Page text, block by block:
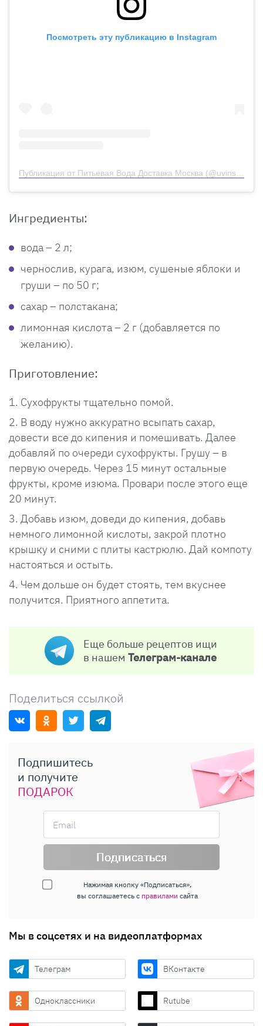
Посмотреть эту публикацию в Instagram
Ингредиенты:
вода – 2 л;
чернослив, курага, изюм, сушеные яблоки и
груши – по 50 г;
сахар – полстакана;
лимонная кислота – 2 г (добавляется по
желанию).
Приготовление:
Сухофрукты тщательно помой.
В воду нужно аккуратно всыпать сахар,
довести все до кипения и помешивать. Далее
добавляй по очереди сухофрукты. Грушу – в
первую очередь. Через 15 минут остальные
фрукты, кроме изюма. Провари после этого еще
20 минут.
Добавь изюм, доведи до кипения, добавь
немного лимонной кислоты, закрой плотно
крышку и сними с плиты кастрюлю. Дай компоту
настояться и остыть.
Чем дольше он будет стоять, тем вкуснее
получится. Приятного аппетита.
Еще больше рецептов ищи
в нашем Телеграм-канале
Поделиться ссылкой
Подпишитесь
и получите
ПОДАРОК
Подписаться
Нажимая кнопку «Подписаться»,
вы соглашаетесь с правилами сайта
Мы в соцсетях и на видеоплатформах
Телеграм ВКонтакте
Одноклассники Rutube